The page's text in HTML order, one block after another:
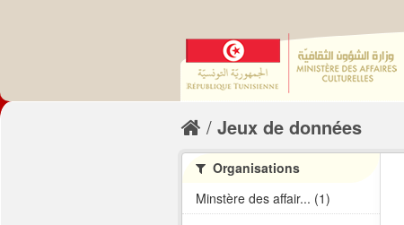
Jeux de données
Organisations
Minstère des affair... (1)